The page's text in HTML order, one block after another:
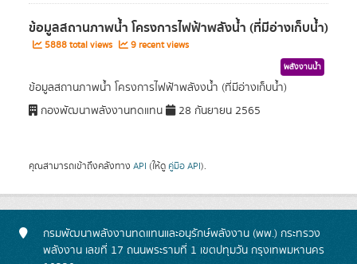
ข้อมูลสถานภาพน้ำ โครงการไฟฟ้าพลังน้ำ (ที่มีอ่างเก็บน้ำ)
5888 total views 9 recent views
พลังงานน้ำ
ข้อมูลสถานภาพน้ำ โครงการไฟฟ้าพลังงน้ำ (ที่มีอ่างเก็บน้ำ)
กองพัฒนาพลังงานทดแทน
28 กันยายน 2565
คุณสามารถเข้าถึงคลังทาง API (ให้ดู คู่มือ API).
กรมพัฒนาพลังงานทดแทนและอนุรักษ์พลังงาน (พพ.) กระทรวง
พลังงาน เลขที่ 17 ถนนพระรามที่ 1 เขตปทุมวัน กรุงเทพมหานคร